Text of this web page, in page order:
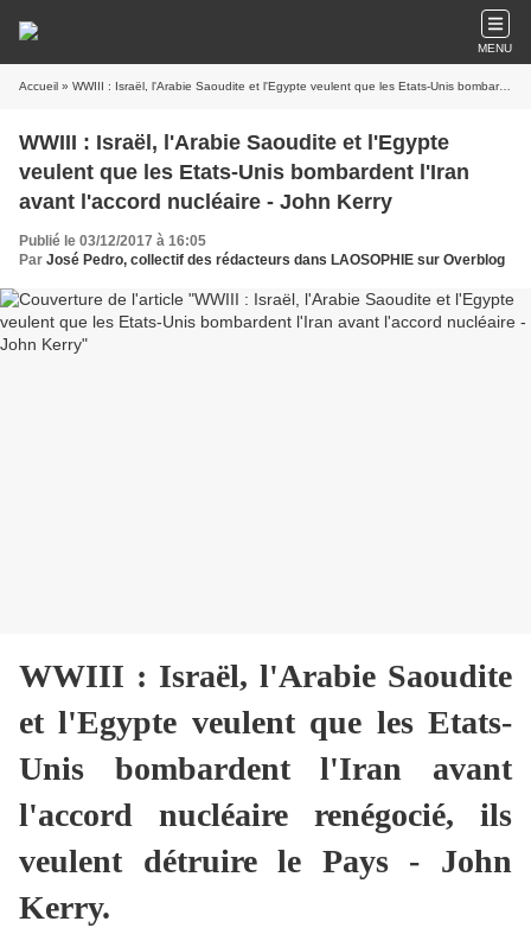
MENU
Accueil » WWIII : Israël, l'Arabie Saoudite et l'Egypte veulent que les Etats-Unis bombardent l'Iran avant l'accord nucléaire - John Kerry
WWIII : Israël, l'Arabie Saoudite et l'Egypte
veulent que les Etats-Unis bombardent l'Iran
avant l'accord nucléaire - John Kerry
Publié le 03/12/2017 à 16:05
Par José Pedro, collectif des rédacteurs dans LAOSOPHIE sur Overblog
WWIII : Israël, l'Arabie Saoudite
et l'Egypte veulent que les Etats-
Unis bombardent l'Iran avant
l'accord nucléaire renégocié, ils
veulent détruire le Pays - John
Kerry.